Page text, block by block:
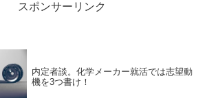
スポンサーリンク
内定者談。化学メーカー就活では志望動
機を3つ書け！